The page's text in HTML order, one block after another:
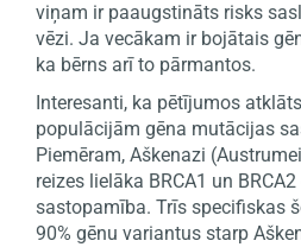
viņam ir paaugstināts risks
vēzi. Ja vecākam ir bojātais
ka bērns arī to pārmantos.
Interesanti, ka pētījumos
populācijām gēna mutācijas
Piemēram, Aškenazi
reizes lielāka BRCA1 un
sastopamība. Trīs specifiskas
90% gēnu variantus starp